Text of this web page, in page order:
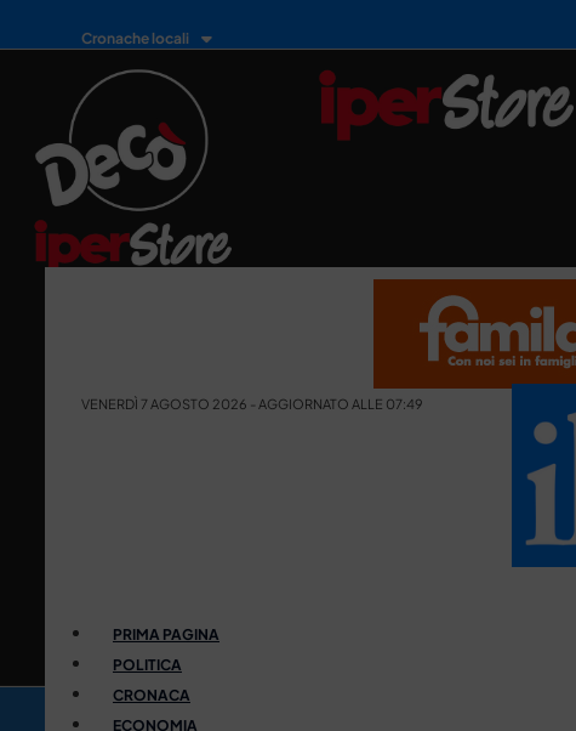
Cronache locali
VENERDÌ 7 AGOSTO 2026 - AGGIORNATO ALLE 07:49
PRIMA PAGINA
POLITICA
CRONACA
ECONOMIA